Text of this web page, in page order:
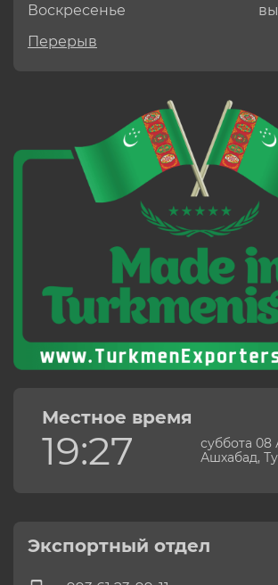
Воскресенье
Перерыв
Местное время
19:27
суббота 08
Ашхабад,
Экспортный отдел